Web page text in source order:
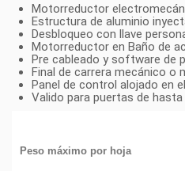
Motorreductor
Estructura de aluminio
Desbloqueo con llave
Motorreductor en Baño de
Pre cableado y software de
Final de carrera mecánico o
Panel de control alojado en
Valido para puertas de hasta
Peso máximo por hoja